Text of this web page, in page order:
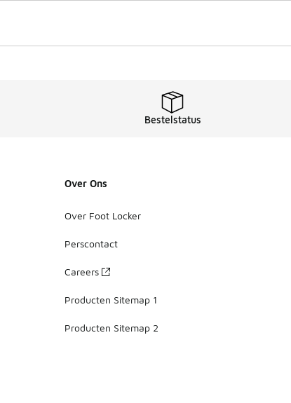
Bestelstatus
Over Ons
Over Foot Locker
Perscontact
Careers
Producten Sitemap 1
Producten Sitemap 2